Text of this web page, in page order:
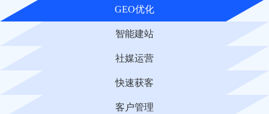
GEO优化
智能建站
社媒运营
快速获客
客户管理